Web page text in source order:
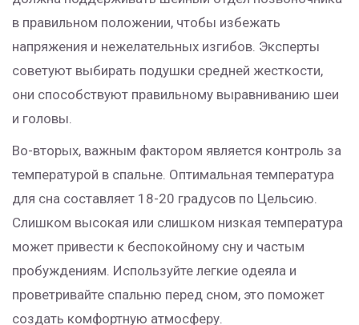
в правильном положении, чтобы избежать
напряжения и нежелательных изгибов. Эксперты
советуют выбирать подушки средней жесткости,
они способствуют правильному выравниванию шеи
и головы.
Во-вторых, важным фактором является контроль за
температурой в спальне. Оптимальная температура
для сна составляет 18-20 градусов по Цельсию.
Слишком высокая или слишком низкая температура
может привести к беспокойному сну и частым
пробуждениям. Используйте легкие одеяла и
проветривайте спальню перед сном, это поможет
создать комфортную атмосферу.